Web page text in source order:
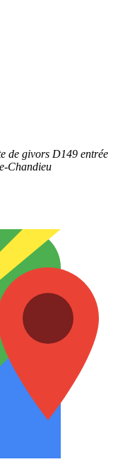
de givors D149 entrée
Chandieu